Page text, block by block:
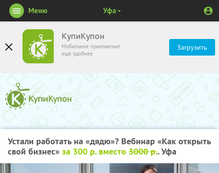
КупиКупон
Мобильное приложение
ещё удобнее
Загрузить
Меню Уфа
Устали работать на «дядю»? Вебинар «Как открыть
свой бизнес» за 300 р. вместо 3000 р.. Уфа